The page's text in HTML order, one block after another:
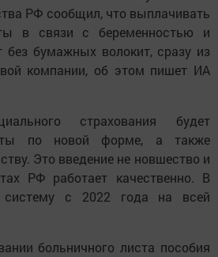
РФ сообщил, что выплачивать
в связи с беременностью и
без бумажных волокит, сразу из
компании, об этом пишет ИА
страхования будет
по новой форме, а также
Это введение не новшество и
РФ работает качественно. В
систему с 2022 года на всей
больничного листа пособия